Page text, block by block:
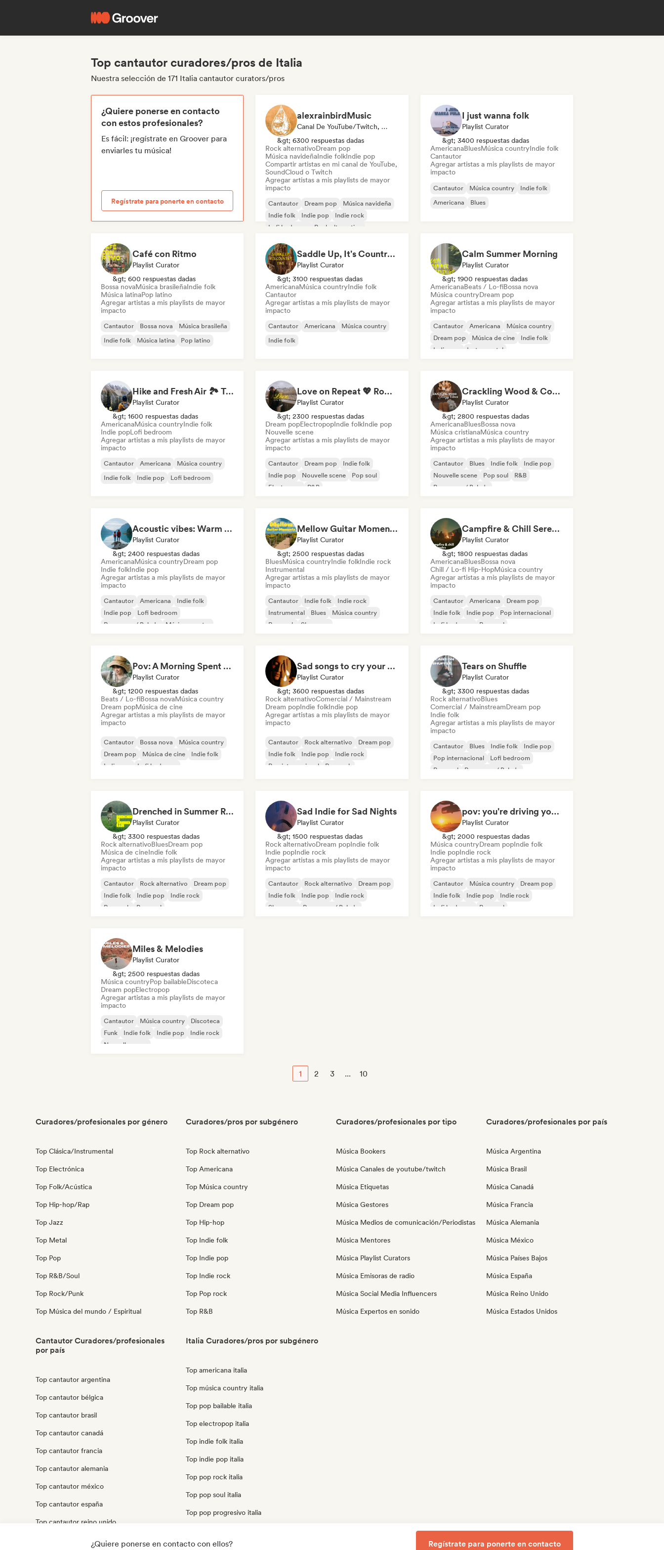
Top cantautor curadores/pros de Italia
Nuestra selección de 171 Italia cantautor curators/pros
¿Quiere ponerse en contacto
con estos profesionales?
Es fácil: ¡regístrate en Groover para
enviarles tu música!
Regístrate para ponerte en contacto
alexrainbirdMusic
Canal De YouTube/Twitch, Playlist Curator
&gt; 6300 respuestas dadas
Rock alternativoDream pop
Música navideñaIndie folkIndie pop
Compartir artistas en mi canal de YouTube,
SoundCloud o Twitch
Agregar artistas a mis playlists de mayor
impacto
Cantautor Dream pop
Música navideña
Indie folk
Indie pop
Indie rock
Lofi bedroom
Rock alternativo
I just wanna folk
Playlist Curator
&gt; 3400 respuestas dadas
AmericanaBluesMúsica countryIndie folk
Cantautor
Agregar artistas a mis playlists de mayor
impacto
Cantautor Música country
Indie folk
Americana
Blues
Café con Ritmo
Playlist Curator
&gt; 600 respuestas dadas
Bossa novaMúsica brasileñaIndie folk
Música latinaPop latino
Agregar artistas a mis playlists de mayor
impacto
Cantautor Bossa nova
Música brasileña
Indie folk
Música latina Pop latino
Saddle Up, It's Country Time 🤠 Outlaw Country, Americana & Country Rock
Playlist Curator
&gt; 3100 respuestas dadas
AmericanaMúsica countryIndie folk
Cantautor
Agregar artistas a mis playlists de mayor
impacto
Cantautor Americana
Música country
Indie folk
Calm Summer Morning
Playlist Curator
&gt; 1900 respuestas dadas
AmericanaBeats / Lo-fiBossa nova
Música countryDream pop
Agregar artistas a mis playlists de mayor
impacto
Cantautor Americana
Música country
Dream pop
Música de cine
Indie folk
Indie pop
Instrumental
Hike and Fresh Air 🏞️ Trail-Ready Indie Folk & Acoustic
Playlist Curator
&gt; 1600 respuestas dadas
AmericanaMúsica countryIndie folk
Indie popLofi bedroom
Agregar artistas a mis playlists de mayor
impacto
Cantautor Americana
Música country
Indie folk
Indie pop Lofi bedroom
Love on Repeat 💖 Romantic Indie Pop, Neo Soul & Singer-Songwriter
Playlist Curator
&gt; 2300 respuestas dadas
Dream popElectropopIndie folkIndie pop
Nouvelle scene
Agregar artistas a mis playlists de mayor
impacto
Cantautor Dream pop
Indie folk
Indie pop
Nouvelle scene
Pop soul
Electropop
R&B
Crackling Wood & Cozy Vibes 🔥 Singer-Songwriter, Dream Pop & Bedroom Pop
Playlist Curator
&gt; 2800 respuestas dadas
AmericanaBluesBossa nova
Música cristianaMúsica country
Agregar artistas a mis playlists de mayor
impacto
Cantautor Blues Indie folk
Indie pop
Nouvelle scene
Pop soul
R&B
Pop suave / Balada
Acoustic vibes: Warm Melodies, Indie Folk & Singer-Songwriter 🏞️
Playlist Curator
&gt; 2400 respuestas dadas
AmericanaMúsica countryDream pop
Indie folkIndie pop
Agregar artistas a mis playlists de mayor
impacto
Cantautor Americana
Indie folk
Indie pop
Lofi bedroom
Pop suave / Balada
Música country
Mellow Guitar Moments 🎸 Acoustic Indie Folk & Singer-Songwriter
Playlist Curator
&gt; 2500 respuestas dadas
BluesMúsica countryIndie folkIndie rock
Instrumental
Agregar artistas a mis playlists de mayor
impacto
Cantautor Indie folk
Indie rock
Instrumental
Blues
Música country
Pop rock
Shoegaze
Campfire & Chill Serenades 🔥 Indie Folk, Acoustic & Singer-Songwriter
Playlist Curator
&gt; 1800 respuestas dadas
AmericanaBluesBossa nova
Chill / Lo-fi Hip-HopMúsica country
Agregar artistas a mis playlists de mayor
impacto
Cantautor Americana
Dream pop
Indie folk
Indie pop
Pop internacional
Lofi bedroom
Pop soul
Pov: A Morning Spent Nurturing My Garden
Playlist Curator
&gt; 1200 respuestas dadas
Beats / Lo-fiBossa novaMúsica country
Dream popMúsica de cine
Agregar artistas a mis playlists de mayor
impacto
Cantautor Bossa nova
Música country
Dream pop
Música de cine
Indie folk
Indie pop
Lofi bedroom
Sad songs to cry your eyes out
Playlist Curator
&gt; 3600 respuestas dadas
Rock alternativoComercial / Mainstream
Dream popIndie folkIndie pop
Agregar artistas a mis playlists de mayor
impacto
Cantautor Rock alternativo
Dream pop
Indie folk
Indie pop
Indie rock
Pop internacional
Pop rock
Tears on Shuffle
Playlist Curator
&gt; 3300 respuestas dadas
Rock alternativoBlues
Comercial / MainstreamDream pop
Indie folk
Agregar artistas a mis playlists de mayor
impacto
Cantautor Blues Indie folk
Indie pop
Pop internacional
Lofi bedroom
Pop soul
Pop suave / Balada
Drenched in Summer Rain 🌧️🌴
Playlist Curator
&gt; 3300 respuestas dadas
Rock alternativoBluesDream pop
Música de cineIndie folk
Agregar artistas a mis playlists de mayor
impacto
Cantautor Rock alternativo
Dream pop
Indie folk
Indie pop
Indie rock
Pop rock
Pop soul
Sad Indie for Sad Nights
Playlist Curator
&gt; 1500 respuestas dadas
Rock alternativoDream popIndie folk
Indie popIndie rock
Agregar artistas a mis playlists de mayor
impacto
Cantautor Rock alternativo
Dream pop
Indie folk
Indie pop
Indie rock
Shoegaze
Pop suave / Balada
pov: you're driving your car alone and it's golden hour
Playlist Curator
&gt; 2000 respuestas dadas
Música countryDream popIndie folk
Indie popIndie rock
Agregar artistas a mis playlists de mayor
impacto
Cantautor Música country
Dream pop
Indie folk
Indie pop
Indie rock
Lofi bedroom
Pop soul
Miles & Melodies
Playlist Curator
&gt; 2500 respuestas dadas
Música countryPop bailableDiscoteca
Dream popElectropop
Agregar artistas a mis playlists de mayor
impacto
Cantautor Música country
Discoteca
Funk
Indie folk Indie pop
Indie rock
Nouvelle scene
1 2 3 ... 10
Curadores/profesionales por género
Top Clásica/Instrumental
Top Electrónica
Top Folk/Acústica
Top Hip-hop/Rap
Top Jazz
Top Metal
Top Pop
Top R&B/Soul
Top Rock/Punk
Top Música del mundo / Espiritual
Curadores/pros por subgénero
Top Rock alternativo
Top Americana
Top Música country
Top Dream pop
Top Hip-hop
Top Indie folk
Top Indie pop
Top Indie rock
Top Pop rock
Top R&B
Curadores/profesionales por tipo
Música Bookers
Música Canales de youtube/twitch
Música Etiquetas
Música Gestores
Música Medios de comunicación/Periodistas
Música Mentores
Música Playlist Curators
Música Emisoras de radio
Música Social Media Influencers
Música Expertos en sonido
Curadores/profesionales por país
Música Argentina
Música Brasil
Música Canadá
Música Francia
Música Alemania
Música México
Música Países Bajos
Música España
Música Reino Unido
Música Estados Unidos
Cantautor Curadores/profesionales
por país
Top cantautor argentina
Top cantautor bélgica
Top cantautor brasil
Top cantautor canadá
Top cantautor francia
Top cantautor alemania
Top cantautor méxico
Top cantautor españa
Top cantautor reino unido
Top cantautor estados unidos
Italia Curadores/pros por subgénero
Top americana italia
Top música country italia
Top pop bailable italia
Top electropop italia
Top indie folk italia
Top indie pop italia
Top pop rock italia
Top pop soul italia
Top pop progresivo italia
¿Quiere ponerse en contacto con ellos? Regístrate para ponerte en contacto